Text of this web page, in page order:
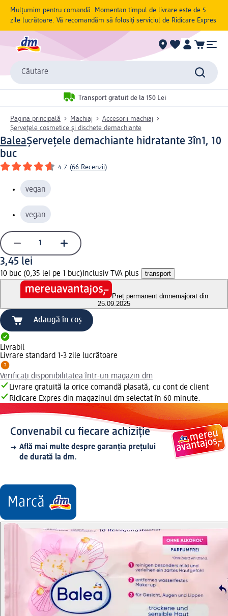
Mulțumim pentru comandă. Momentan timpul de livrare este de 5
zile lucrătoare. Vă recomandăm să folosiți serviciul de Ridicare Expres
Căutare
Transport gratuit de la 150 Lei
Pagina principală Machiaj
Accesorii machiaj
Șervețele cosmetice și dischete demachiante
BaleaȘervețele demachiante hidratante 3în1, 10
buc
4.7 (66 Recenzii)
vegan
vegan
3,45 lei
10 buc (0,35 lei pe 1 buc) Inclusiv TVA plus transport
Preț permanent dmnemajorat din
25.09.2025
Adaugă în coș
Livrabil
Livrare standard 1-3 zile lucrătoare
Verificați disponibilitatea într-un magazin dm
Livrare gratuită la orice comandă plasată, cu cont de client
Ridicare Expres din magazinul dm selectat în 60 minute.
Convenabil cu fiecare achiziție
Află mai multe despre garanția prețului
de durată la dm.